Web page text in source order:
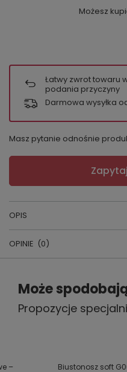
Możesz
Łatwy zwrot towaru
podania przyczyny
Darmowa wysyłka
Masz pytanie odnośnie
OPIS
SKŁAD: 90%
subtelne modelowanie
Polecamy go
OPINIE (0)
Napisz
Może
Propozycje
–
Biustonosz soft